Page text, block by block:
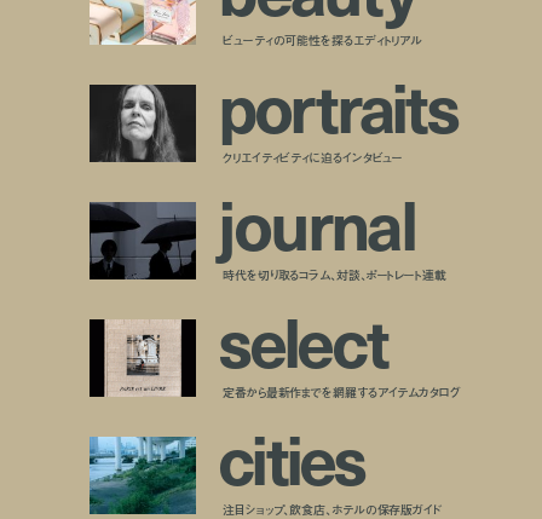
ビューティの可能性を探るエディトリアル
portraits
クリエイティビティに迫るインタビュー
journal
時代を切り取るコラム、対談、ポートレート連載
select
定番から最新作までを網羅するアイテムカタログ
cities
注目ショップ、飲食店、ホテルの保存版ガイド